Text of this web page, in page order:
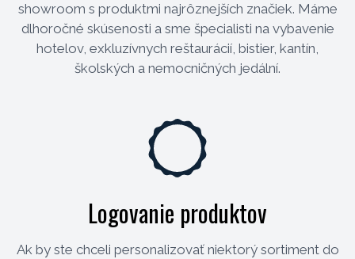
showroom s produktmi najrôznejších značiek. Máme
dlhoročné skúsenosti a sme špecialisti na vybavenie
hotelov, exkluzívnych reštaurácií, bistier, kantín,
školských a nemocničných jedální.
Logovanie produktov
Ak by ste chceli personalizovať niektorý sortiment do